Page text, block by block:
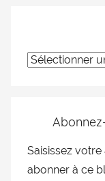
Saisissez
abonner à ce